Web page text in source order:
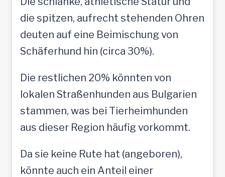
die spitzen, aufrecht stehenden Ohren
deuten auf eine Beimischung von
Schäferhund hin (circa 30%).
Die restlichen 20% könnten von
lokalen Straßenhunden aus Bulgarien
stammen, was bei Tierheimhunden
aus dieser Region häufig vorkommt.
Da sie keine Rute hat (angeboren),
könnte auch ein Anteil einer